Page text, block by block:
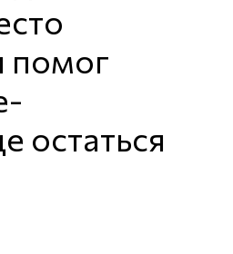
помог
остаться